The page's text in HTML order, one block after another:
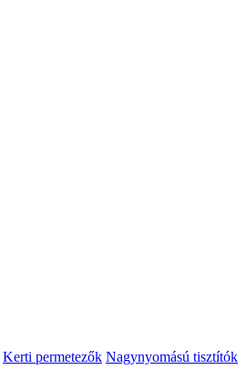
Kerti permetezők Nagynyomású tisztítók